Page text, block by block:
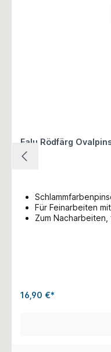
Falu Rödfärg
Für Feinarbeiten
Zum
16,90 €*